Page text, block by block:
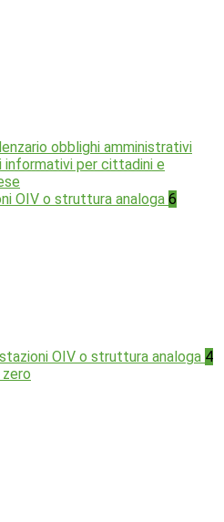
obblighi amministrativi
informativi per cittadini e
OIV o struttura analoga 6
OIV o struttura analoga 4
zero